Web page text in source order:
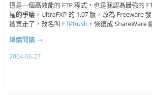
這是一個高效能的 FTP 程式，也是我認為最強的
權的爭議，UltraFXP 的 1.07 版，改為 Freeware
被買走了，改名叫 FTPRush ，恢復成 ShareWare
繼續閱讀 →
2004-06-27